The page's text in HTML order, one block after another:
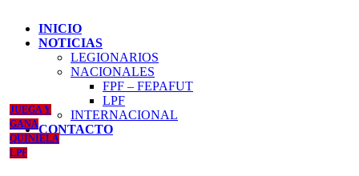
INICIO
NOTICIAS
LEGIONARIOS
NACIONALES
FPF – FEPAFUT
LPF
INTERNACIONAL
CONTACTO
JUEGA Y
GANA
QUINIELA
LPF